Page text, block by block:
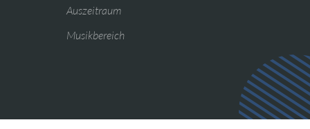
Auszeitraum
Musikbereich